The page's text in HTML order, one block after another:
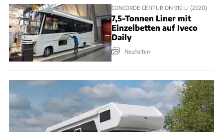
CONCORDE CENTURION 910 LI (2020)
7,5-Tonnen Liner mit
Einzelbetten auf Iveco
Daily
Neuheiten